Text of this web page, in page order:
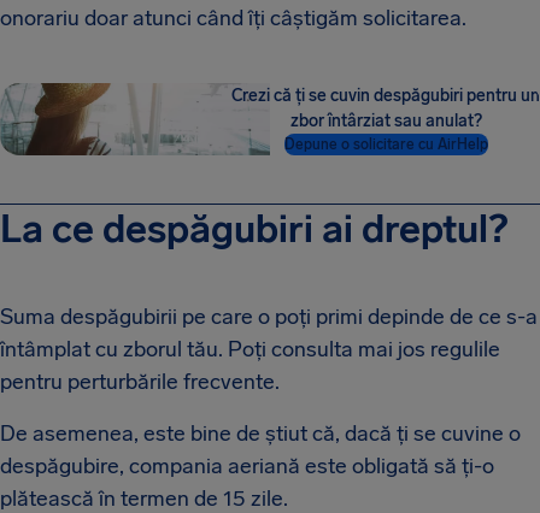
onorariu doar atunci când îți câștigăm solicitarea.
Crezi că ți se cuvin despăgubiri pentru un
zbor întârziat sau anulat?
Depune o solicitare cu AirHelp
La ce despăgubiri ai dreptul?
Suma despăgubirii pe care o poți primi depinde de ce s-a
întâmplat cu zborul tău. Poți consulta mai jos regulile
pentru perturbările frecvente.
De asemenea, este bine de știut că, dacă ți se cuvine o
despăgubire, compania aeriană este obligată să ți-o
plătească în termen de 15 zile.